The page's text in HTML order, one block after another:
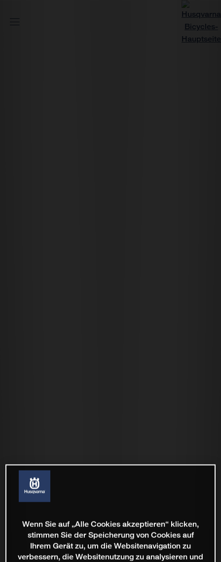
Wenn Sie auf „Alle Cookies akzeptieren“ klicken,
stimmen Sie der Speicherung von Cookies auf
Ihrem Gerät zu, um die Websitenavigation zu
verbessern, die Websitenutzung zu analysieren und